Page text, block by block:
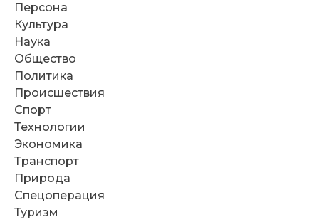
Персона
Культура
Наука
Общество
Политика
Происшествия
Спорт
Технологии
Экономика
Транспорт
Природа
Спецоперация
Туризм